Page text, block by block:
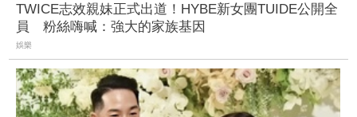
TWICE志效親妹正式出道！HYBE新女團TUIDE公開全
員 粉絲嗨喊：強大的家族基因
娛樂